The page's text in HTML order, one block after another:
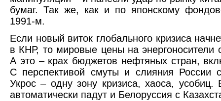
бумаг. Так же, как и по японскому
1991-м.
Если новый виток глобального кризиса
в КНР, то мировые цены на энергоносители
А это – крах бюджетов нефтяных стран,
С перспективой смуты и слияния России
Укрос – одну зону кризиса, хаоса, усобиц.
автоматически падут и Белоруссия с